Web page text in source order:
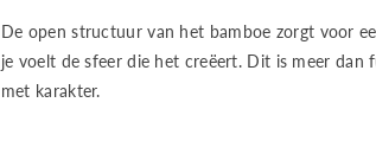
De open structuur van het bamboe zorgt voor
je voelt de sfeer die het creëert. Dit is meer dan
met karakter.